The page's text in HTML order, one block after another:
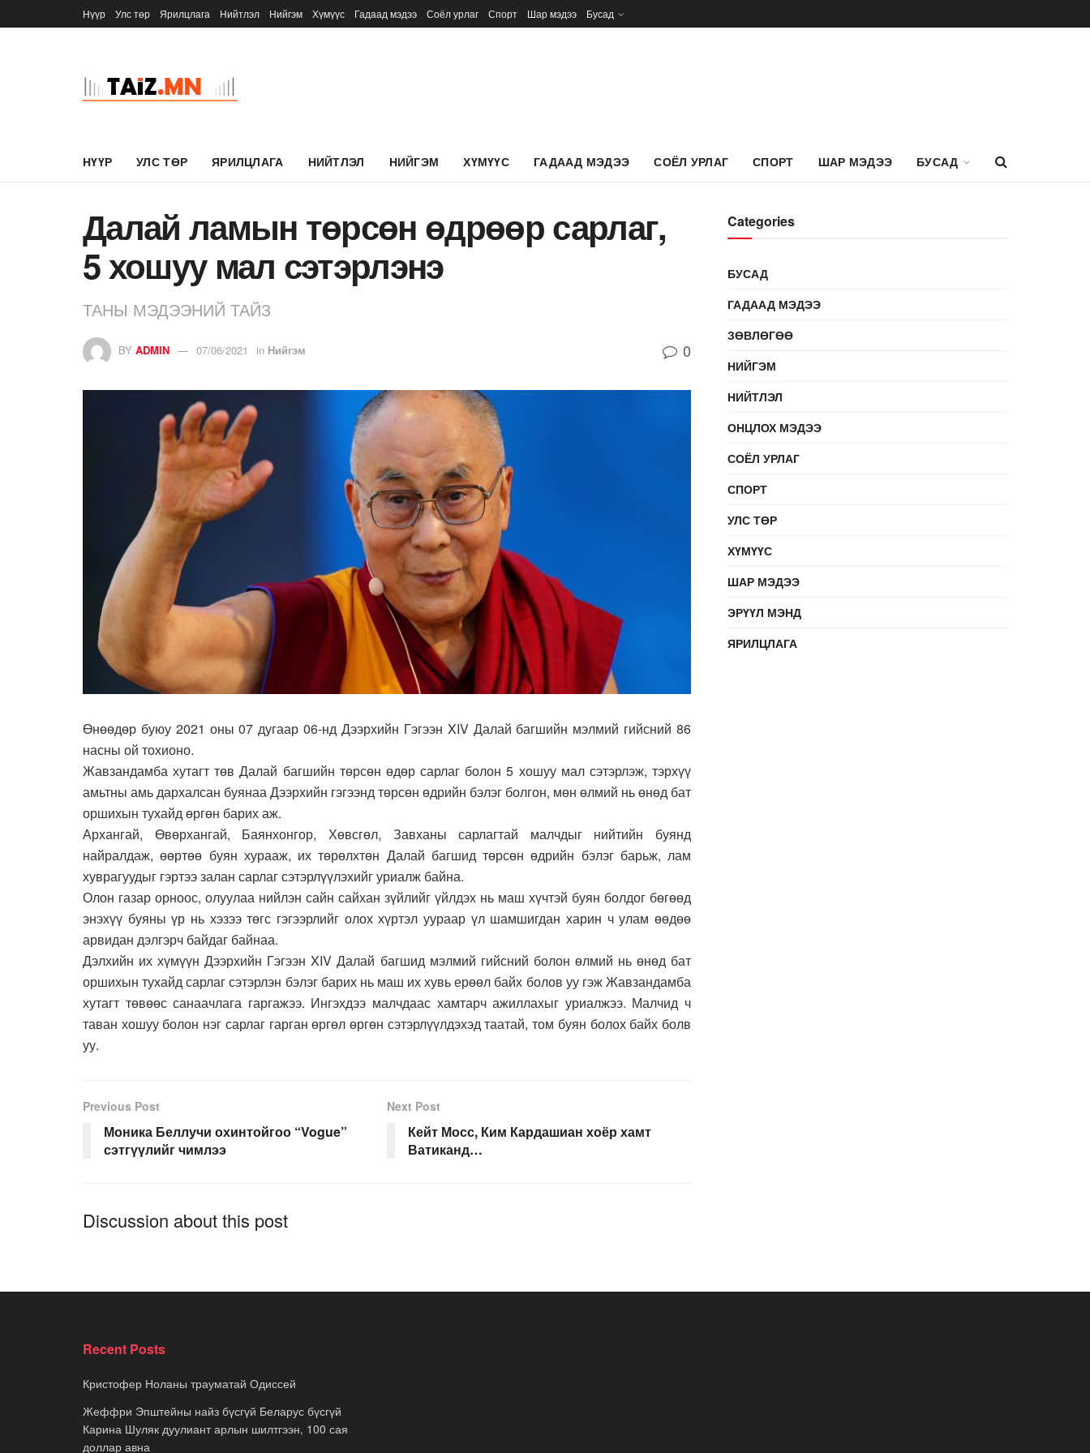
Нүүр Улс төр Ярилцлага Нийтлэл Нийгэм Хүмүүс Гадаад мэдээ Соёл урлаг Спорт Шар мэдээ Бусад
НҮҮР УЛС ТӨР ЯРИЛЦЛАГА НИЙТЛЭЛ НИЙГЭМ ХҮМҮҮС ГАДААД МЭДЭЭ СОЁЛ УРЛАГ СПОРТ ШАР МЭДЭЭ БУСАД
Далай ламын төрсөн өдрөөр сарлаг,
5 хошуу мал сэтэрлэнэ
ТАНЫ МЭДЭЭНИЙ ТАЙЗ
BY ADMIN 07/06/2021 in Нийгэм 0
Өнөөдөр буюу 2021 оны 07 дугаар 06-нд Дээрхийн Гэгээн XIV Далай багшийн мэлмий гийсний 86
насны ой тохионо.
Жавзандамба хутагт төв Далай багшийн төрсөн өдөр сарлаг болон 5 хошуу мал сэтэрлэж, тэрхүү
амьтны амь дархалсан буянаа Дээрхийн гэгээнд төрсөн өдрийн бэлэг болгон, мөн өлмий нь өнөд бат
оршихын тухайд өргөн барих аж.
Архангай, Өвөрхангай, Баянхонгор, Хөвсгөл, Завханы сарлагтай малчдыг нийтийн буянд
найралдаж, өөртөө буян хурааж, их төрөлхтөн Далай багшид төрсөн өдрийн бэлэг барьж, лам
хуврагуудыг гэртээ залан сарлаг сэтэрлүүлэхийг уриалж байна.
Олон газар орноос, олуулаа нийлэн сайн сайхан зүйлийг үйлдэх нь маш хүчтэй буян болдог бөгөөд
энэхүү буяны үр нь хэзээ төгс гэгээрлийг олох хүртэл уураар үл шамшигдан харин ч улам өөдөө
арвидан дэлгэрч байдаг байнаа.
Дэлхийн их хүмүүн Дээрхийн Гэгээн XIV Далай багшид мэлмий гийсний болон өлмий нь өнөд бат
оршихын тухайд сарлаг сэтэрлэн бэлэг барих нь маш их хувь ерөөл байх болов уу гэж Жавзандамба
хутагт төвөөс санаачлага гаргажээ. Ингэхдээ малчдаас хамтарч ажиллахыг уриалжээ. Малчид ч
таван хошуу болон нэг сарлаг гарган өргөл өргөн сэтэрлүүлдэхэд таатай, том буян болох байх болв
уу.
Previous Post
Моника Беллучи охинтойгоо “Vogue”
сэтгүүлийг чимлээ
Next Post
Кейт Мосс, Ким Кардашиан хоёр хамт
Ватиканд…
Discussion about this post
Categories
БУСАД
ГАДААД МЭДЭЭ
ЗӨВЛӨГӨӨ
НИЙГЭМ
НИЙТЛЭЛ
ОНЦЛОХ МЭДЭЭ
СОЁЛ УРЛАГ
СПОРТ
УЛС ТӨР
ХҮМҮҮС
ШАР МЭДЭЭ
ЭРҮҮЛ МЭНД
ЯРИЛЦЛАГА
Recent Posts
Кристофер Ноланы трауматай Одиссей
Жеффри Эпштейны найз бүсгүй Беларус бүсгүй
Карина Шуляк дуулиант арлын шилтгээн, 100 сая
доллар авна